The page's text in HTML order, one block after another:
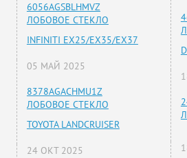
6056AGSBLHMVZ
ЛОБОВОЕ СТЕКЛО
INFINITI EX25/EX35/EX37
05 МАЙ 2025
8378AGACHMU1Z
ЛОБОВОЕ СТЕКЛО
TOYOTA LANDCRUISER
24 ОКТ 2025